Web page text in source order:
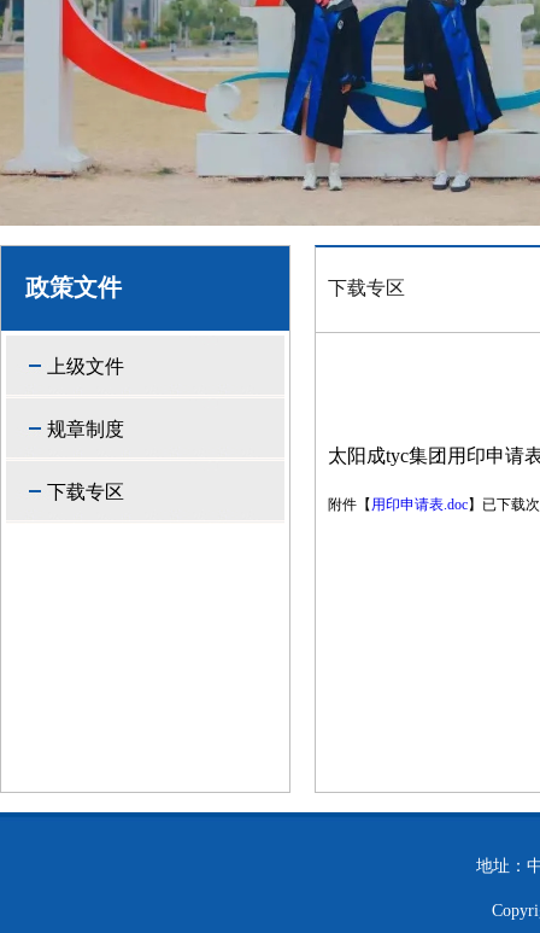
政策文件
上级文件
规章制度
下载专区
下载专区
太阳成tyc集团用印申请
附件【用印申请表.doc】 已下载次
地址：